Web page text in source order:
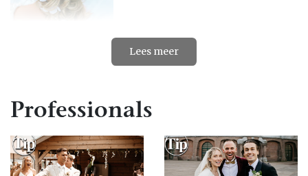
Professionals
Op zoek naar jouw
Janice ontwerpt de
bruidsjurk van Billy
Lees meer